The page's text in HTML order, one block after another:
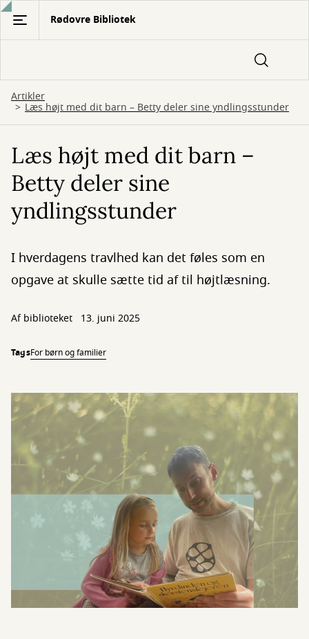
Gå
hovedindhold
Rødovre Bibliotek
Artikler
Læs højt med dit barn – Betty deler sine yndlingsstunder
Læs højt med dit barn –
Betty deler sine
yndlingsstunder
I hverdagens travlhed kan det føles som en
opgave at skulle sætte tid af til højtlæsning.
Af biblioteket 13. juni 2025
TagsFor børn og familier